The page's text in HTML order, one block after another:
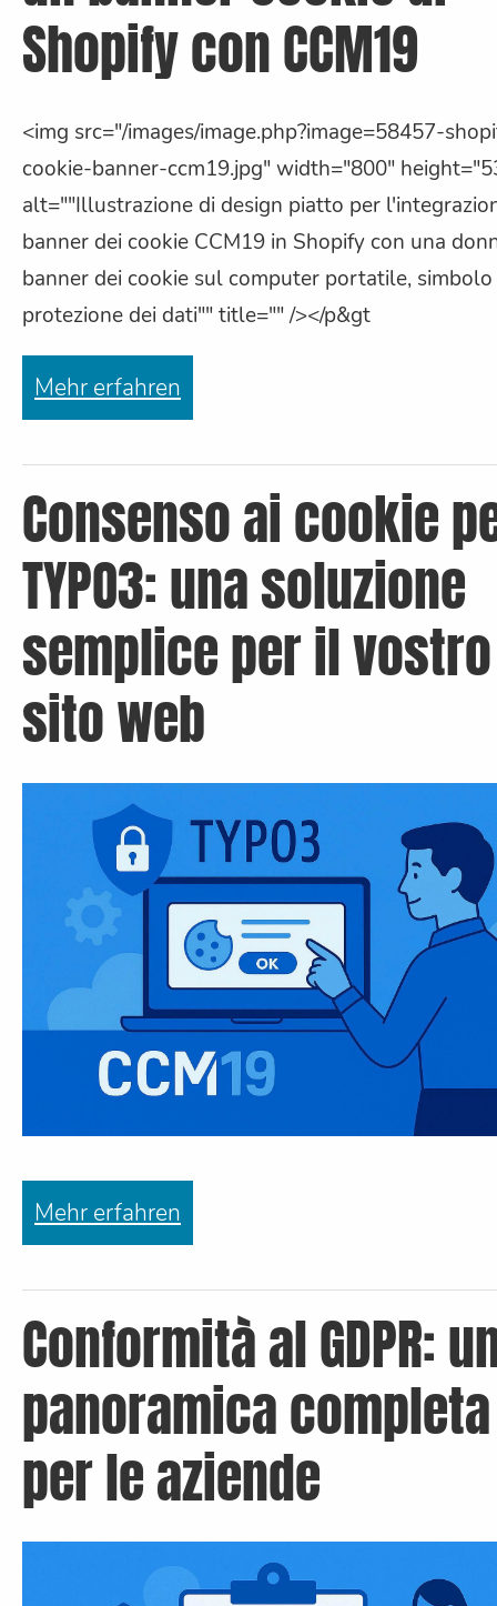
Shopify con CCM19
<img src="/images/image.php?image=58457-
cookie-banner-ccm19.jpg" width="800"
alt=""Illustrazione di design piatto per
banner dei cookie CCM19 in Shopify con una
banner dei cookie sul computer portatile,
protezione dei dati"" title="" /></p&gt
Mehr erfahren
Consenso ai cookie
TYPO3: una soluzione
semplice per il vostro
sito web
Mehr erfahren
Conformità al GDPR:
panoramica completa
per le aziende